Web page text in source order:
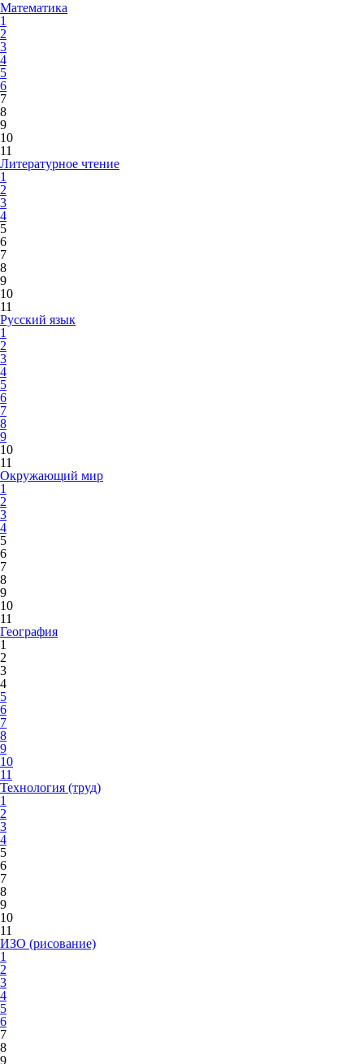
Математика
1
2
3
4
5
6
7
8
9
10
11
Литературное чтение
1
2
3
4
5
6
7
8
9
10
11
Русский язык
1
2
3
4
5
6
7
8
9
10
11
Окружающий мир
1
2
3
4
5
6
7
8
9
10
11
География
1
2
3
4
5
6
7
8
9
10
11
Технология (труд)
1
2
3
4
5
6
7
8
9
10
11
ИЗО (рисование)
1
2
3
4
5
6
7
8
9